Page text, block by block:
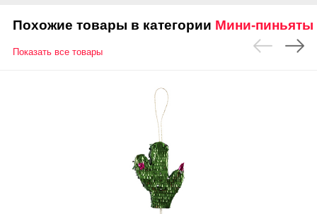
Похожие товары в категории Мини-пиньяты
Показать все товары